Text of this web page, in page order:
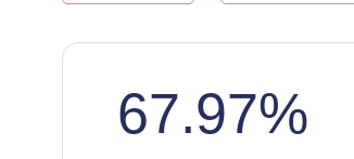
67.97%